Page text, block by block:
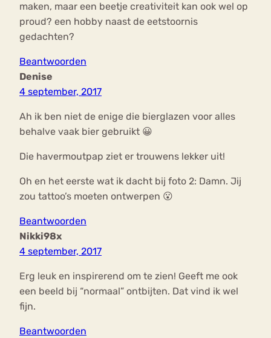
maken, maar een beetje creativiteit kan ook wel op
proud? een hobby naast de eetstoornis
gedachten?
Beantwoorden
Denise
4 september, 2017
Ah ik ben niet de enige die bierglazen voor alles
behalve vaak bier gebruikt 😀
Die havermoutpap ziet er trouwens lekker uit!
Oh en het eerste wat ik dacht bij foto 2: Damn. Jij
zou tattoo’s moeten ontwerpen 😮
Beantwoorden
Nikki98x
4 september, 2017
Erg leuk en inspirerend om te zien! Geeft me ook
een beeld bij “normaal” ontbijten. Dat vind ik wel
fijn.
Beantwoorden